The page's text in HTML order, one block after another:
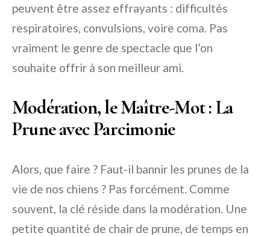
peuvent être assez effrayants : difficultés
respiratoires, convulsions, voire coma. Pas
vraiment le genre de spectacle que l’on
souhaite offrir à son meilleur ami.
Modération, le Maître-Mot : La
Prune avec Parcimonie
Alors, que faire ? Faut-il bannir les prunes de la
vie de nos chiens ? Pas forcément. Comme
souvent, la clé réside dans la modération. Une
petite quantité de chair de prune, de temps en